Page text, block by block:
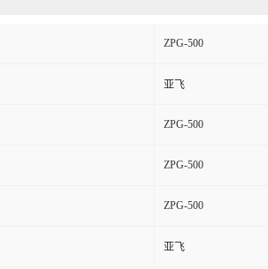
ZPG-500
亚飞
ZPG-500
ZPG-500
ZPG-500
亚飞